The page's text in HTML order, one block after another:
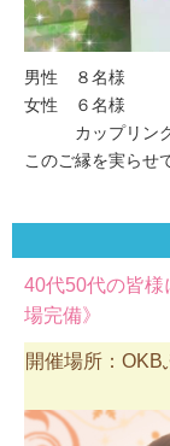
男性 ８名様
女性 ６名様
カップリン
このご縁を実らせ
40代50代の皆
場完備》
開催場所：